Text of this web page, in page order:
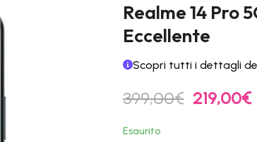
Realme 14 Pro
Eccellente
Scopri tutti i dettagli
399,00€ Il
prezzo
219,00€Il
Esaurito